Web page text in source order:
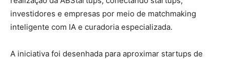
investidores e empresas por meio de matchmaking
inteligente com IA e curadoria especializada.
A iniciativa foi desenhada para aproximar startups de